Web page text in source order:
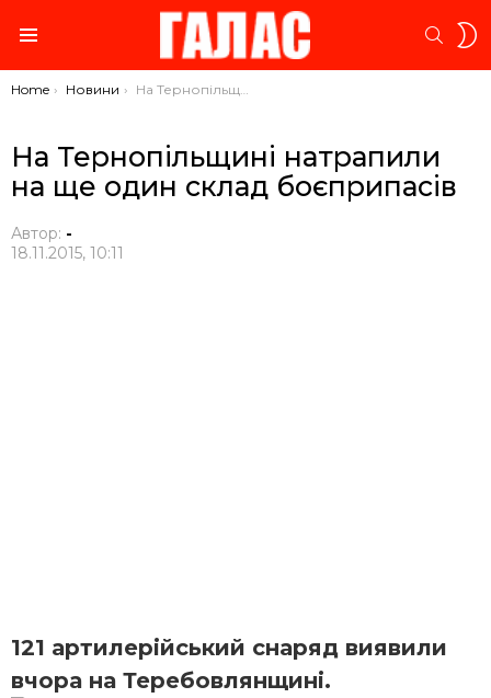
You are here:
Home Новини На Тернопільщині натрапили на ще один склад боєприпасів
На Тернопільщині натрапили
на ще один склад боєприпасів
Автор: -
18.11.2015, 10:11
121 артилерійський снаряд виявили
вчора на Теребовлянщині.